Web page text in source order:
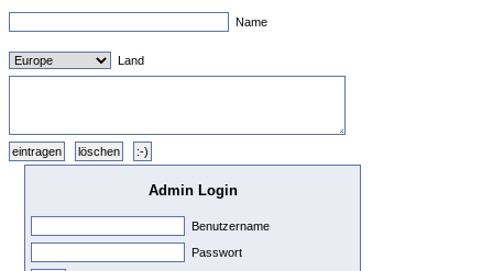
Name
Land
Admin Login
Benutzername
Passwort